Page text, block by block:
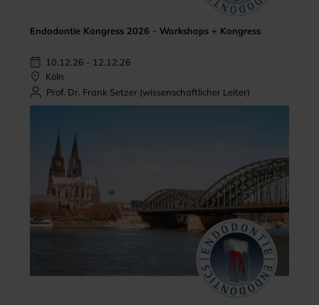
Endodontie Kongress 2026 - Workshops + Kongress
10.12.26 - 12.12.26
Köln
Prof. Dr. Frank Setzer (wissenschaftlicher Leiter)